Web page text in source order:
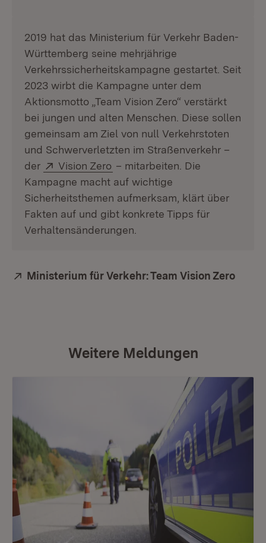
2019 hat das Ministerium für Verkehr Baden-
Württemberg seine mehrjährige
Verkehrssicherheitskampagne gestartet. Seit
2023 wirbt die Kampagne unter dem
Aktionsmotto „Team Vision Zero“ verstärkt
bei jungen und alten Menschen. Diese sollen
gemeinsam am Ziel von null Verkehrstoten
und Schwerverletzten im Straßenverkehr –
der
Extern:
Vision Zero (Öffnet in neuem Fenster)
– mitarbeiten. Die
Kampagne macht auf wichtige
Sicherheitsthemen aufmerksam, klärt über
Fakten auf und gibt konkrete Tipps für
Verhaltensänderungen.
Extern:
Ministerium für Verkehr: Team Vision Zero
Weitere Meldungen